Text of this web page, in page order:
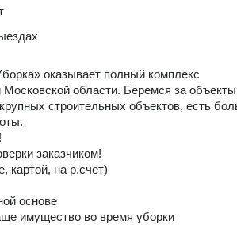
оказывает полный комплекс
Московской области. Беремся за объекты
строительных объектов, есть
заказчиком!
на р.счет)
основе
имущество во время уборки